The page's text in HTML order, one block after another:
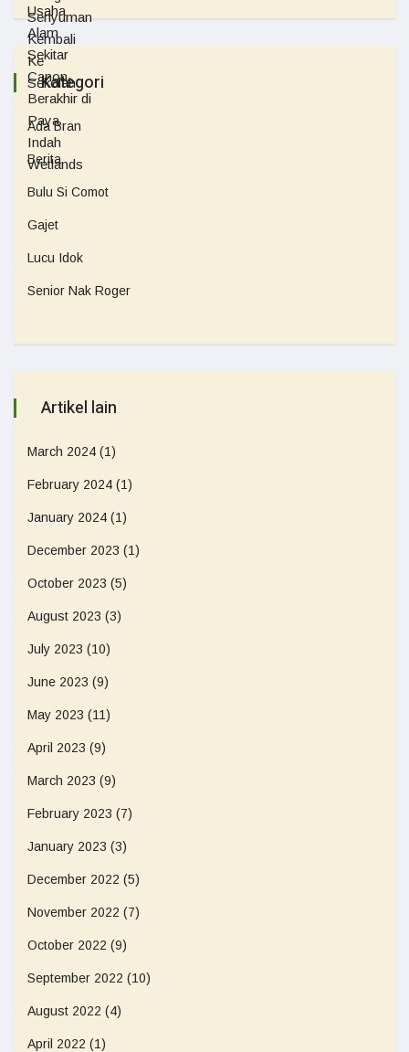
Kategori
Ada Bran
Berita
Bulu Si Comot
Gajet
Lucu Idok
Senior Nak Roger
Artikel lain
March 2024 (1)
February 2024 (1)
January 2024 (1)
December 2023 (1)
October 2023 (5)
August 2023 (3)
July 2023 (10)
June 2023 (9)
May 2023 (11)
April 2023 (9)
March 2023 (9)
February 2023 (7)
January 2023 (3)
December 2022 (5)
November 2022 (7)
October 2022 (9)
September 2022 (10)
August 2022 (4)
April 2022 (1)